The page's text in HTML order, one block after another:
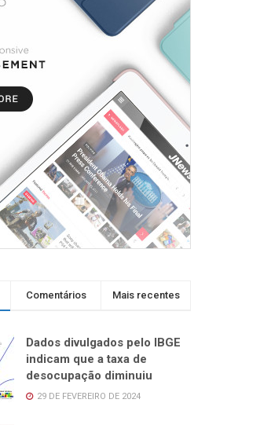
Comentários Mais recentes
Dados divulgados pelo IBGE
indicam que a taxa de
desocupação diminuiu
29 DE FEVEREIRO DE 2024